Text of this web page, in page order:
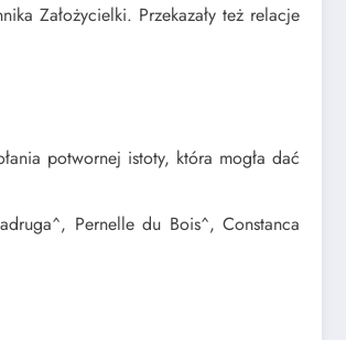
Założycielki. Przekazały też relacje
potwornej istoty, która mogła dać
Pernelle du Bois^, Constanca